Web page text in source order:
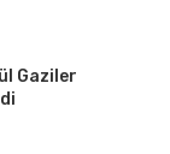
Gaziler